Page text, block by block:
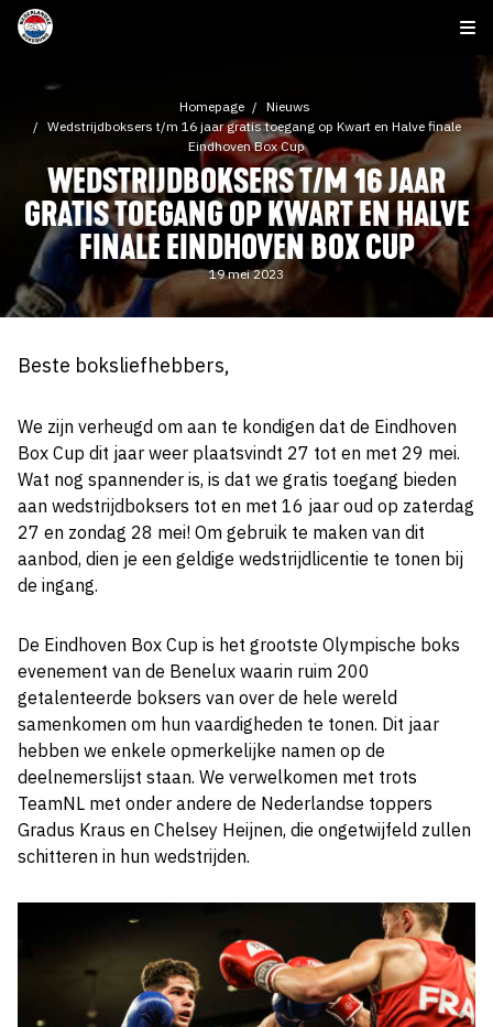
Homepage
Nieuws
Wedstrijdboksers t/m 16 jaar gratis toegang op Kwart en Halve finale
Eindhoven Box Cup
WEDSTRIJDBOKSERS T/M 16 JAAR
GRATIS TOEGANG OP KWART EN HALVE
FINALE EINDHOVEN BOX CUP
19 mei 2023
Beste boksliefhebbers,
We zijn verheugd om aan te kondigen dat de Eindhoven
Box Cup dit jaar weer plaatsvindt 27 tot en met 29 mei.
Wat nog spannender is, is dat we gratis toegang bieden
aan wedstrijdboksers tot en met 16 jaar oud op zaterdag
27 en zondag 28 mei! Om gebruik te maken van dit
aanbod, dien je een geldige wedstrijdlicentie te tonen bij
de ingang.
De Eindhoven Box Cup is het grootste Olympische boks
evenement van de Benelux waarin ruim 200
getalenteerde boksers van over de hele wereld
samenkomen om hun vaardigheden te tonen. Dit jaar
hebben we enkele opmerkelijke namen op de
deelnemerslijst staan. We verwelkomen met trots
TeamNL met onder andere de Nederlandse toppers
Gradus Kraus en Chelsey Heijnen, die ongetwijfeld zullen
schitteren in hun wedstrijden.